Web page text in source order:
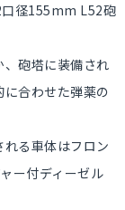
径155mm L52砲
砲塔に装備され
合わせた弾薬の
る車体はフロン
ー付ディーゼル